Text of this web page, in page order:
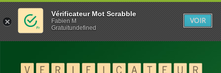
Vérificateur Mot Scrabble
Fabien M
Gratuitundefined
VOIR